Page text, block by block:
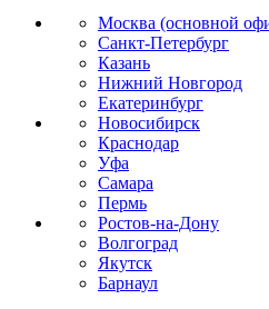
Москва (основной
Санкт-Петербург
Казань
Нижний Новгород
Екатеринбург
Новосибирск
Краснодар
Уфа
Самара
Пермь
Ростов-на-Дону
Волгоград
Якутск
Барнаул